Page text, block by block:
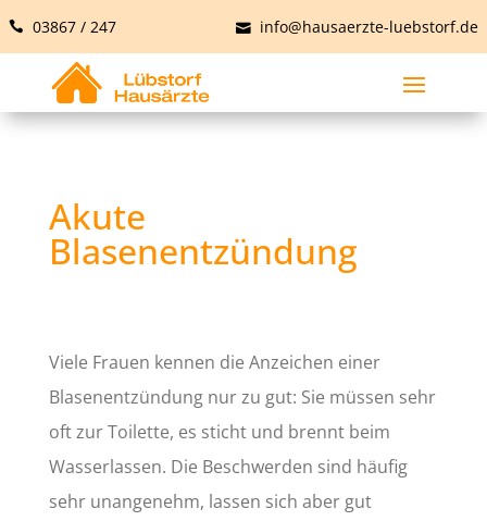
03867 / 247 info@hausaerzte-luebstorf.de
Akute
Blasenentzündung
Viele Frauen kennen die Anzeichen einer
Blasenentzündung nur zu gut: Sie müssen sehr
oft zur Toilette, es sticht und brennt beim
Wasserlassen. Die Beschwerden sind häufig
sehr unangenehm, lassen sich aber gut